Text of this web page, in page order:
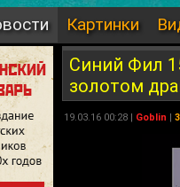
Картинки
Синий Фил
золотом
19.03.16 00:28 | Goblin |